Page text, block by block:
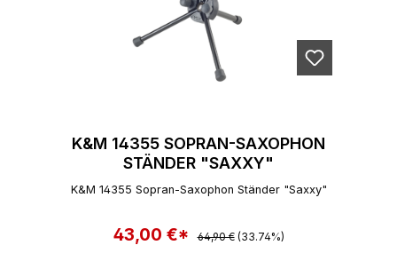
K&M 14355 SOPRAN-SAXOPHON
STÄNDER "SAXXY"
K&M 14355 Sopran-Saxophon Ständer "Saxxy"
Verkaufspreis:
43,00 €* Regulärer Preis:
64,90 € (33.74%)